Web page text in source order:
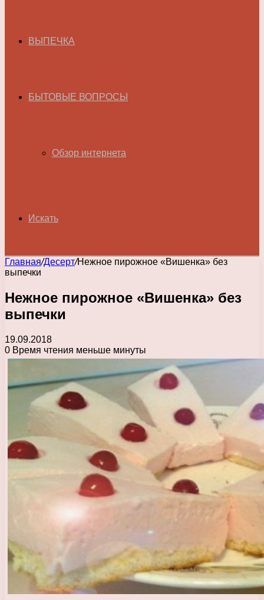
ВЫПЕЧКА
БЫТОВЫЕ ВОПРОСЫ
Обзор интернета
Искать
Главная/Десерт/Нежное пирожное «Вишенка» без
выпечки
Нежное пирожное «Вишенка» без
выпечки
19.09.2018
0 Время чтения меньше минуты